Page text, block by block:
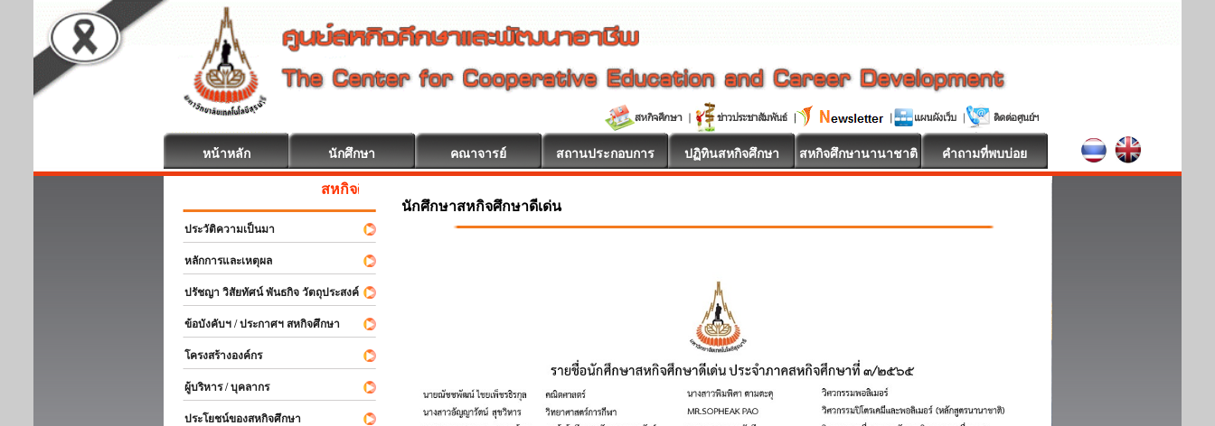
หน้าหลัก นักศึกษา คณาจารย์ สถานประกอบการ ปฏิทินสหกิจศึกษา สหกิจศึกษานานาชาติ คำถามที่พบบ่อย
สหกิจศึกษา ยินดีต้อนรับ
ประวัติความเป็นมา
หลักการและเหตุผล
ปรัชญา วิสัยทัศน์ พันธกิจ วัตถุประสงค์
ข้อบังคับฯ / ประกาศฯ สหกิจศึกษา
โครงสร้างองค์กร
ผู้บริหาร / บุคลากร
ประโยชน์ของสหกิจศึกษา
นักศึกษาสหกิจศึกษาดีเด่น